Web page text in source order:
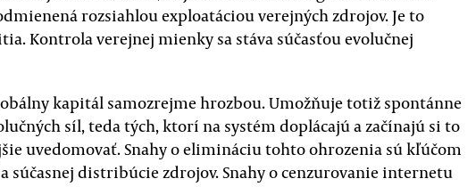
rozsiahlou exploatáciou verejných zdrojov. Je to
Kontrola verejnej mienky sa stáva súčasťou evolučnej
kapitál samozrejme hrozbou. Umožňuje totiž spontánne
síl, teda tých, ktorí na systém doplácajú a začínajú si to
uvedomovať. Snahy o elimináciu tohto ohrozenia sú kľúčom
súčasnej distribúcie zdrojov. Snahy o cenzurovanie internetu